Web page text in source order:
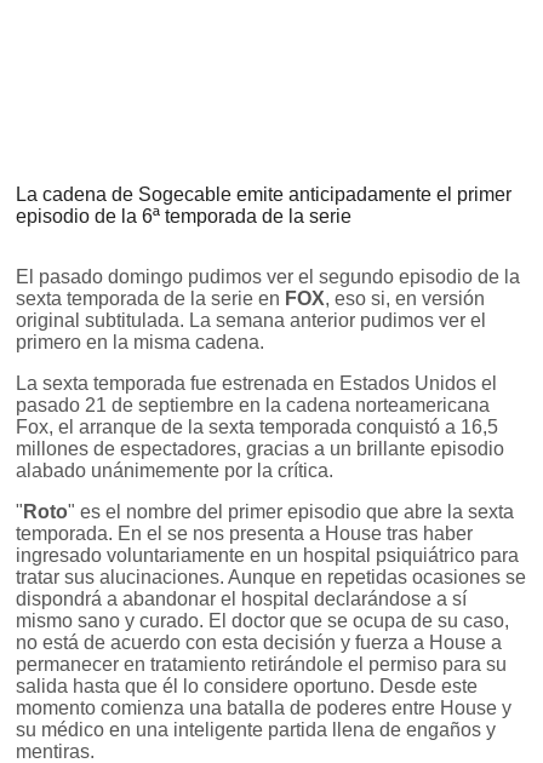
La cadena de Sogecable emite anticipadamente el primer
episodio de la 6ª temporada de la serie
El pasado domingo pudimos ver el segundo episodio de la
sexta temporada de la serie en FOX, eso si, en versión
original subtitulada. La semana anterior pudimos ver el
primero en la misma cadena.
La sexta temporada fue estrenada en Estados Unidos el
pasado 21 de septiembre en la cadena norteamericana
Fox, el arranque de la sexta temporada conquistó a 16,5
millones de espectadores, gracias a un brillante episodio
alabado unánimemente por la crítica.
" Roto" es el nombre del primer episodio que abre la sexta
temporada. En el se nos presenta a House tras haber
ingresado voluntariamente en un hospital psiquiátrico para
tratar sus alucinaciones. Aunque en repetidas ocasiones se
dispondrá a abandonar el hospital declarándose a sí
mismo sano y curado. El doctor que se ocupa de su caso,
no está de acuerdo con esta decisión y fuerza a House a
permanecer en tratamiento retirándole el permiso para su
salida hasta que él lo considere oportuno. Desde este
momento comienza una batalla de poderes entre House y
su médico en una inteligente partida llena de engaños y
mentiras.